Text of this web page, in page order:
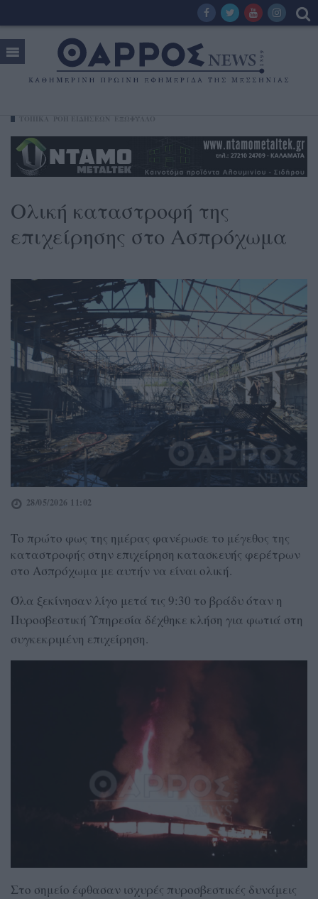
Ολική καταστροφή της
επιχείρησης στο Ασπρόχωμα
28/05/2026 11:02
Το πρώτο φως της ημέρας φανέρωσε το μέγεθος της
καταστροφής στην επιχείρηση κατασκευής φερέτρων
στο Ασπρόχωμα με αυτήν να είναι ολική.
Όλα ξεκίνησαν λίγο μετά τις 9:30 το βράδυ όταν η
Πυροσβεστική Υπηρεσία δέχθηκε κλήση για φωτιά στη
συγκεκριμένη επιχείρηση.
Στο σημείο έφθασαν ισχυρές πυροσβεστικές δυνάμεις